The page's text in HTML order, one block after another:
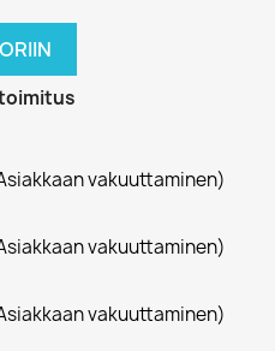
vakuuttaminen)
vakuuttaminen)
vakuuttaminen)